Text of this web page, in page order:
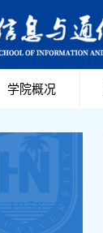
学院概况